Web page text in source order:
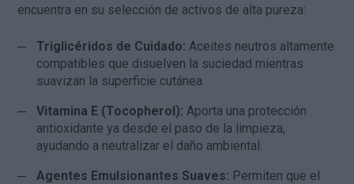
encuentra en su selección de activos de alta pureza:
Triglicéridos de Cuidado: Aceites neutros altamente
compatibles que disuelven la suciedad mientras
suavizan la superficie cutánea.
Vitamina E (Tocopherol): Aporta una protección
antioxidante ya desde el paso de la limpieza,
ayudando a neutralizar el daño ambiental.
Agentes Emulsionantes Suaves: Permiten que el